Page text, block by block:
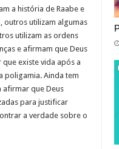
a história de Raabe e
outros utilizam algumas
utilizam as ordens
e afirmam que Deus
existe vida após a
poligamia. Ainda tem
afirmar que Deus
para justificar
a verdade sobre o